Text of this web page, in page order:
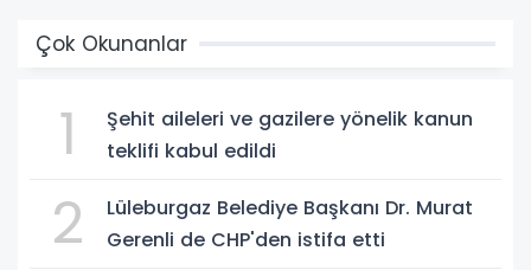
Çok Okunanlar
1
Şehit aileleri ve gazilere yönelik kanun
teklifi kabul edildi
2
Lüleburgaz Belediye Başkanı Dr. Murat
Gerenli de CHP'den istifa etti